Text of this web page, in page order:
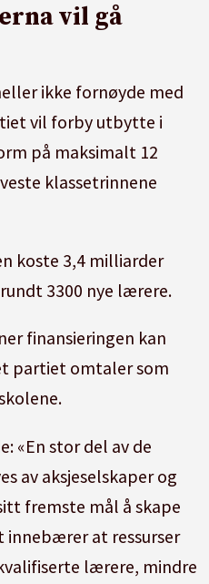
vil gå
ikke fornøyde med
vil forby utbytte i
på maksimalt 12
klassetrinnene
koste 3,4 milliarder
3300 nye lærere.
finansieringen kan
partiet omtaler som
«En stor del av de
av aksjeselskaper og
fremste mål å skape
innebærer at ressurser
lærere, mindre